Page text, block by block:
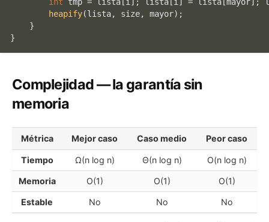
int tmp = lista[i]; lista[i] = lista[mayor];
heapify(lista, size, mayor);
    }
Complejidad — la garantía sin
memoria
Métrica Mejor caso Caso medio Peor caso
Tiempo Ω(n log n) Θ(n log n) O(n log n)
Memoria O(1) O(1) O(1)
Estable No No No